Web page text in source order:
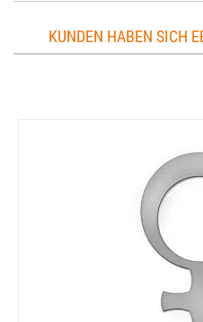
KUNDEN HABEN SICH